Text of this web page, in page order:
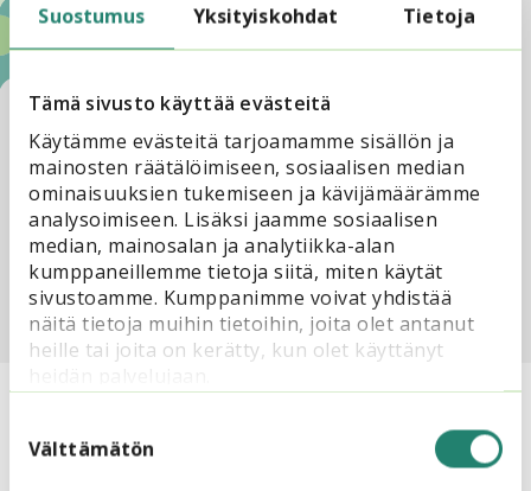
Suostumus Yksityiskohdat Tietoja
Tämä sivusto käyttää evästeitä
Käytämme evästeitä tarjoamamme sisällön ja
mainosten räätälöimiseen, sosiaalisen median
ominaisuuksien tukemiseen ja kävijämäärämme
analysoimiseen. Lisäksi jaamme sosiaalisen
median, mainosalan ja analytiikka-alan
kumppaneillemme tietoja siitä, miten käytät
sivustoamme. Kumppanimme voivat yhdistää
näitä tietoja muihin tietoihin, joita olet antanut
heille tai joita on kerätty, kun olet käyttänyt
valinta
Välttämätön
Kirjoittaja
Toiminnanjohtaja,
Opintokeskus Sivis
marita.salo@opintokeskussi
vis.fi